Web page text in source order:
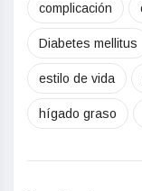
complicación
Diabetes mellitus
estilo de vida
hígado graso